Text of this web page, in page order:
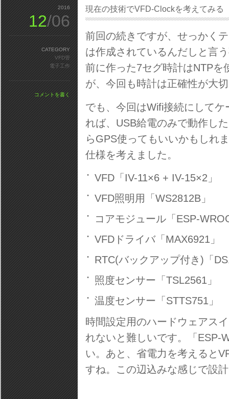
現在の技術でVFD-Clockを考えてみる
前回の続きですが、せっかく
は作成されているんだしと言
前に作った7セグ時計はNTPを
が、今回も時計は正確性が大
でも、今回はWifi接続にして
れば、USB給電のみで動作し
らGPS使ってもいいかもしれ
仕様を考えました。
VFD「IV-11×6 + IV-15×2」
VFD照明用「WS2812B」
コアモジュール「ESP-
VFDドライバ「MAX6921」
RTC(バックアップ付き)「
照度センサー「TSL2561」
温度センサー「STTS751」
時間設定用のハードウェアス
れないと難しいです。「ESP-
い。あと、省電力を考えると
すね。この辺込みな感じで設
2016
12/06
CATEGORY
VFD管
電子工作
コメントを書く